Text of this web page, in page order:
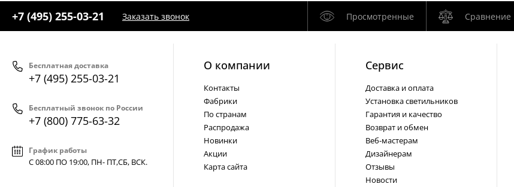
+7 (495) 255-03-21 Заказать звонок Просмотренные Сравнение
Бесплатная доставка
+7 (495) 255-03-21
Бесплатный звонок по России
+7 (800) 775-63-32
График работы
С 08:00 ПО 19:00, ПН- ПТ,СБ, ВСК.
О компании
Контакты
Фабрики
По странам
Распродажа
Новинки
Акции
Карта сайта
Cервис
Доставка и оплата
Установка светильников
Гарантия и качество
Возврат и обмен
Веб-мастерам
Дизайнерам
Отзывы
Новости